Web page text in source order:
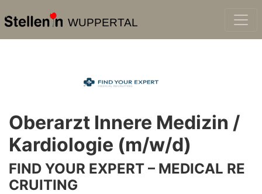
WUPPERTAL
Oberarzt Innere Medizin /
Kardiologie (m/w/d)
FIND YOUR EXPERT – MEDICAL RE
CRUITING